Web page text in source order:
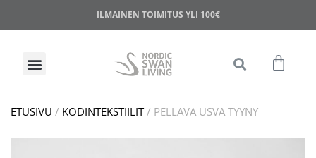
ILMAINEN TOIMITUS YLI 100€
ETUSIVU / KODINTEKSTIILIT/ PELLAVA USVA TYYNY